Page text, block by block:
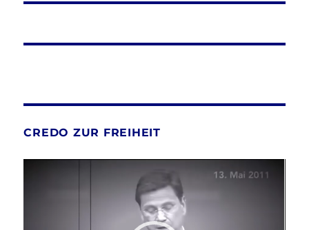
CREDO ZUR FREIHEIT